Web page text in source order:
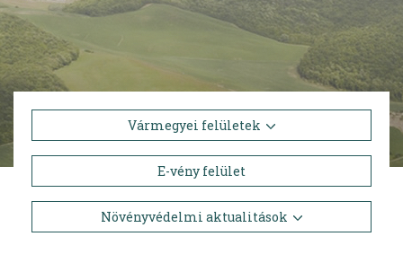
Vármegyei felületek
E-vény felület
Növényvédelmi aktualitások